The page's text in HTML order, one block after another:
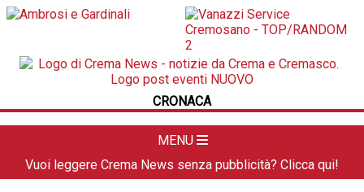
CRONACA
MENU
POLITICA
LA FOTO
METEO
DAL TERRITORIO
APPUNTAMENTI
Vuoi leggere Crema News senza pubblicità? Clicca qui!